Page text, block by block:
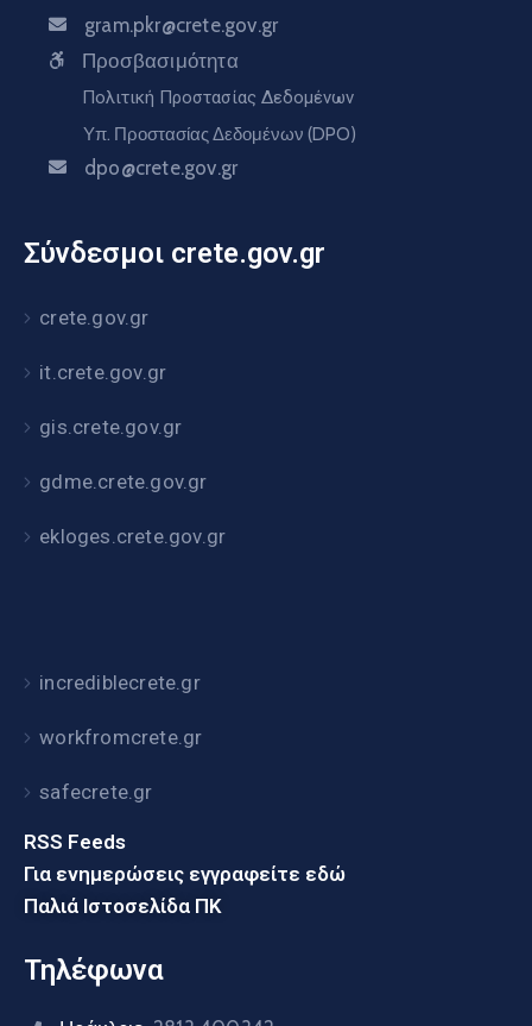
gram.pkr@crete.gov.gr
Προσβασιμότητα
Πολιτική Προστασίας Δεδομένων
Υπ. Προστασίας Δεδομένων (DPO)
dpo@crete.gov.gr
Σύνδεσμοι crete.gov.gr
crete.gov.gr
it.crete.gov.gr
gis.crete.gov.gr
gdme.crete.gov.gr
ekloges.crete.gov.gr
incrediblecrete.gr
workfromcrete.gr
safecrete.gr
RSS Feeds
Για ενημερώσεις εγγραφείτε εδώ
Παλιά Ιστοσελίδα ΠΚ
Τηλέφωνα